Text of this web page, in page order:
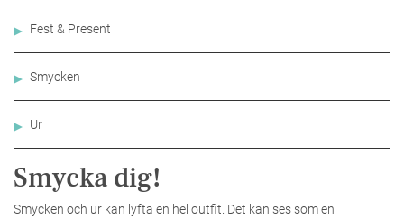
Fest & Present
Smycken
Ur
Smycka dig!
Smycken och ur kan lyfta en hel outfit. Det kan ses som en